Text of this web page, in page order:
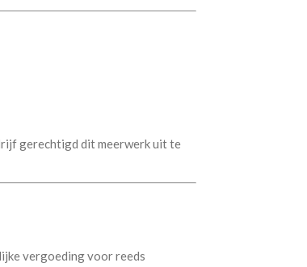
gerechtigd dit meerwerk uit te
vergoeding voor reeds